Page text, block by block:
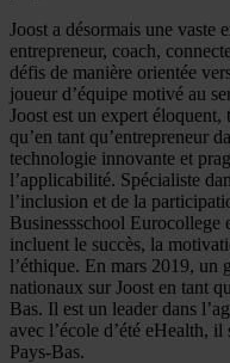
Joost a désormais une vaste
entrepreneur, coach,
défis de manière orientée
joueur d’équipe motivé au
Joost est un expert
qu’en tant qu’entrepreneur
technologie innovante et
l’applicabilité. Spécialiste
l’inclusion et de la
Businessschool Eurocollege
incluent le succès, la
l’éthique. En mars 2019, un
nationaux sur Joost en tant
Bas. Il est un leader dans
avec l’école d’été eHealth, il
Pays-Bas.